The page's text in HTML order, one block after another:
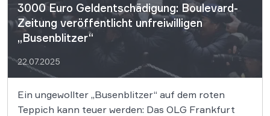
3000 Euro Geldentschädigung: Boulevard-
Zeitung veröffentlicht unfreiwilligen
„Busenblitzer“
22.07.2025
Ein ungewollter „Busenblitzer“ auf dem roten
Teppich kann teuer werden: Das OLG Frankfurt